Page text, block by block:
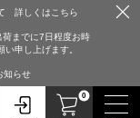
詳しくはこちら
荷までに7日程度お時
申し上げます。
知らせ
0